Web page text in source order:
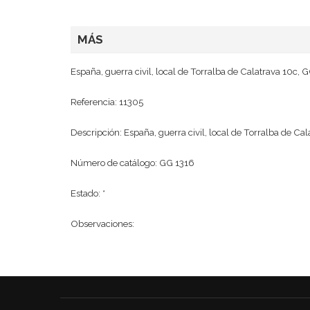
MÁS
España, guerra civil, local de Torralba de Calatrava 10c,
Referencia: 11305
Descripción: España, guerra civil, local de Torralba de
Número de catálogo: GG 1316
Estado: *
Observaciones: